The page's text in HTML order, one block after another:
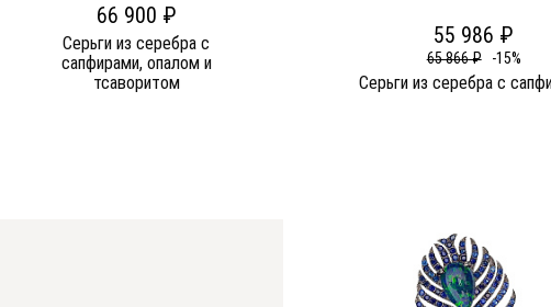
66 900 ₽
Серьги из серебра c
сапфирами, опалом и
тсаворитом
55 986 ₽
65 866 ₽ -15%
Серьги из серебра c